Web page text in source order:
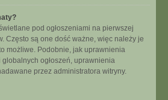
pod ogłoszeniami na pierwszej
Często są one dość ważne, więc należy je
możliwe. Podobnie, jak uprawnienia
globalnych ogłoszeń, uprawnienia
przez administratora witryny.